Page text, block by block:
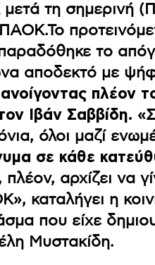
τη σημερινή
το
αποδεκτό με
ανοίγοντας πλέον
Ιβάν Σαββίδη.
όλοι μαζί
σε κάθε
αρχίζει να
καταλήγει η
που είχε
Μυστακίδη.